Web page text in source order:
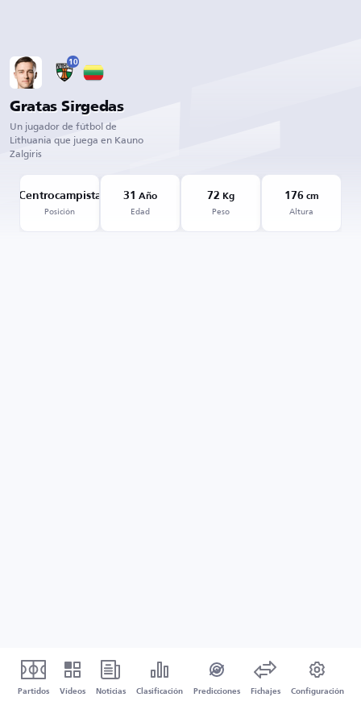
10
Gratas Sirgedas
Un jugador de fútbol de
Lithuania que juega en Kauno
Zalgiris
Centrocampista
Posición
31 Año
Edad
72 Kg
Peso
176cm
Altura
Partidos Vídeos Noticias Clasificación Predicciones Fichajes Configuración